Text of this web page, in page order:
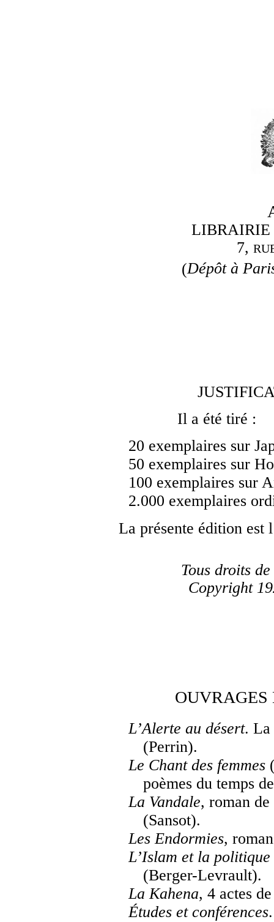
LIBRAIRIE
7,
(Dépôt à
Il a été tiré :
20 exemplaires sur
50 exemplaires sur
100 exemplaires sur
2.000 exemplaires
La présente édition est
Tous droits
Copyright
L’Alerte au désert. La
(Perrin).
Le Chant des femmes
poèmes du temps
La Vandale, roman
(Sansot).
Les Endormies,
L’Islam et la
(Berger-Levrault).
La Kahena, 4 actes
Études et conférences.